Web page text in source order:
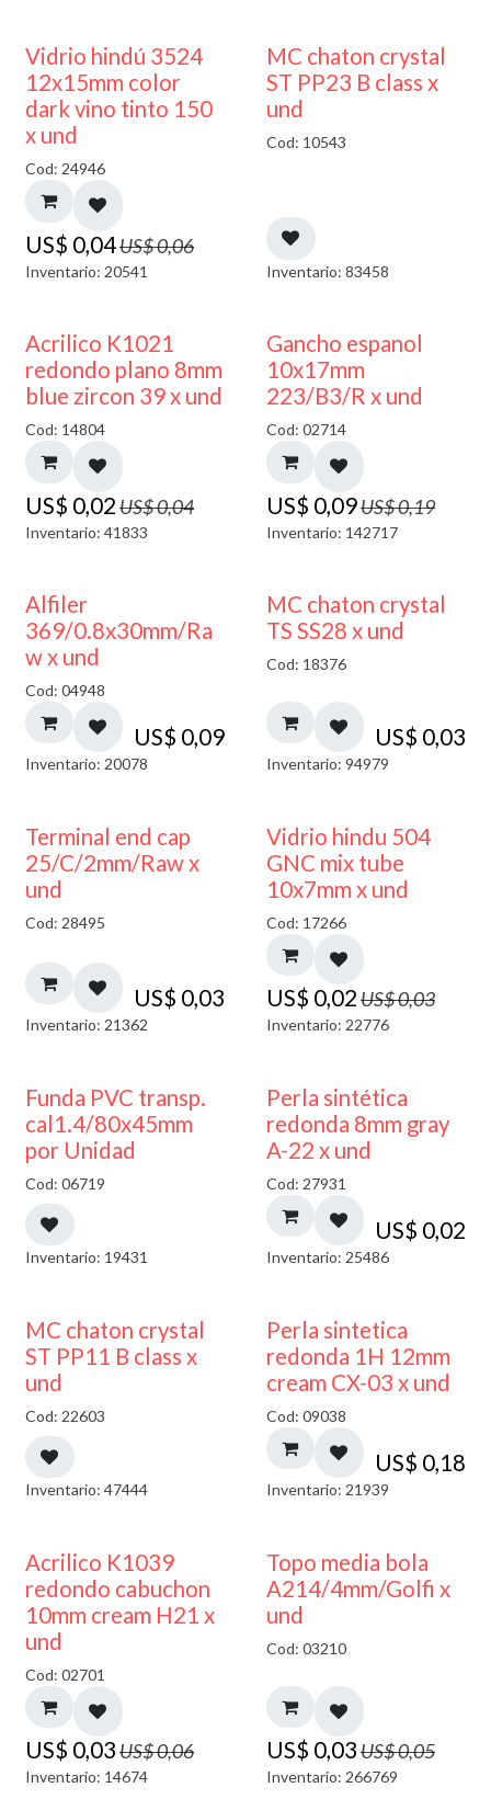
40% DESCUENTO
Vidrio hindú 3524
12x15mm color
dark vino tinto 150
x und
Cod: 24946
US$ 0,04US$0,06
Inventario: 20541
MC chaton crystal
ST PP23 B class x
und
Cod: 10543
Inventario: 83458
50% DESCUENTO
Acrilico K1021
redondo plano 8mm
blue zircon 39 x und
Cod: 14804
US$ 0,02US$0,04
Inventario: 41833
50% DESCUENTO
Gancho espanol
10x17mm
223/B3/R x und
Cod: 02714
US$ 0,09US$0,19
Inventario: 142717
Alfiler
369/0.8x30mm/Ra
w x und
Cod: 04948
US$ 0,09
Inventario: 20078
MC chaton crystal
TS SS28 x und
Cod: 18376
US$ 0,03
Inventario: 94979
Terminal end cap
25/C/2mm/Raw x
und
Cod: 28495
US$ 0,03
Inventario: 21362
40% DESCUENTO
Vidrio hindu 504
GNC mix tube
10x7mm x und
Cod: 17266
US$ 0,02US$0,03
Inventario: 22776
Funda PVC transp.
cal1.4/80x45mm
por Unidad
Cod: 06719
Inventario: 19431
Perla sintética
redonda 8mm gray
A-22 x und
Cod: 27931
US$ 0,02
Inventario: 25486
MC chaton crystal
ST PP11 B class x
und
Cod: 22603
Inventario: 47444
Perla sintetica
redonda 1H 12mm
cream CX-03 x und
Cod: 09038
US$ 0,18
Inventario: 21939
50% DESCUENTO
Acrilico K1039
redondo cabuchon
10mm cream H21 x
und
Cod: 02701
US$ 0,03US$0,06
Inventario: 14674
40% DESCUENTO
Topo media bola
A214/4mm/Golfi x
und
Cod: 03210
US$ 0,03US$0,05
Inventario: 266769